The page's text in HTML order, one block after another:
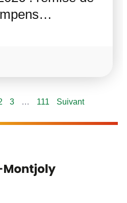
3 … 111 Suivant